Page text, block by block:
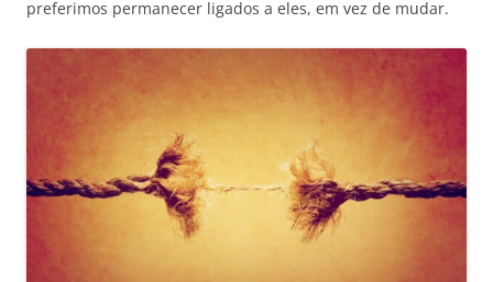
preferimos permanecer ligados a eles, em vez de mudar.